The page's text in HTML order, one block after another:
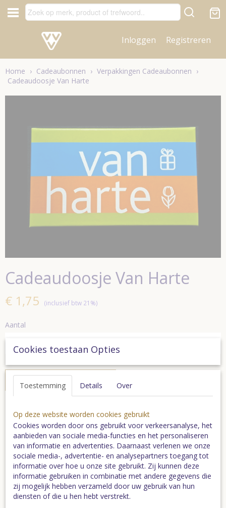
Inloggen Registreren
Home › Cadeaubonnen › Verpakkingen Cadeaubonnen ›
Cadeaudoosje Van Harte
Cadeaudoosje Van Harte
€ 1,75 (inclusief btw 21%)
Aantal
In winkelwagen
Specificaties
Bruto gewicht
0,07 Kg
Afmetingen (l,b,h)
0 x 10 x 17 cm
Ook interessant
Cookies toestaan Opties
Toestemming Details Over
Op deze website worden cookies gebruikt
Cookies worden door ons gebruikt voor verkeersanalyse, het
aanbieden van sociale media-functies en het personaliseren
van informatie en advertenties. Daarnaast verlenen we onze
sociale media-, advertentie- en analysepartners toegang tot
informatie over hoe u onze site gebruikt. Zij kunnen deze
informatie gebruiken in combinatie met andere gegevens die
zij mogelijk hebben verzameld door uw gebruik van hun
diensten of die u hen hebt verstrekt.